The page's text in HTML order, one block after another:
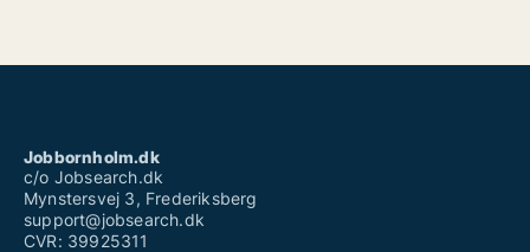
Jobbornholm.dk
c/o Jobsearch.dk
Mynstersvej 3, Frederiksberg
support@jobsearch.dk
CVR: 39925311